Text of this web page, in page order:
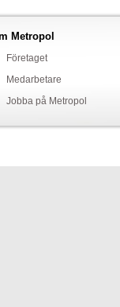
Metropol
Företaget
Medarbetare
Jobba på Metropol